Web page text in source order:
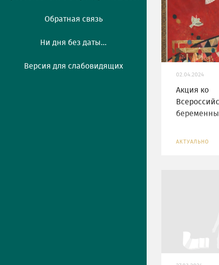
Обратная связь
Ни дня без даты...
Версия для слабовидящих
02.04.2024
Акция ко
АКТУАЛЬНО